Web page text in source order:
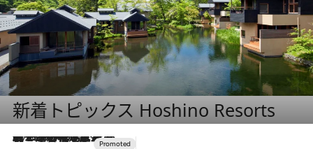
新着トピックス Hoshino Resorts
2026.8.7
【トンボの足水浴】ヒノキの香りに包まれて涼感マックス！約13℃の湧水かけ流しを避暑地「星野温泉 トンボの湯」で体験